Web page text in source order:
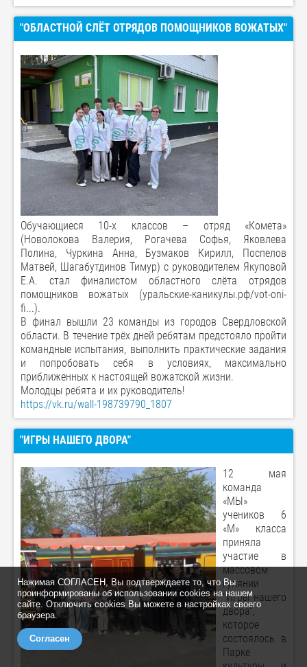
Нажимая СОГЛАСЕН, Вы подтверждаете то, что Вы
проинформированы об использовании cookies на нашем
сайте. Отключить cookies Вы можете в настройках своего
браузера.
Согласен
"ОБЛАСТНОЙ СЛЁТ ОТРЯДОВ ПОМОЩНИКОВ ВОЖАТЫХ"
Обучающиеся 10-х классов – отряд «Комета»
(Новолокова Валерия, Рогачева Софья, Яковлева
Полина, Чуркина Анна, Бузмаков Кирилл, Поспелов
Матвей, Шагабутдинов Тимур) с руководителем Якуповой
Е.А. стал финалистом областного слёта отрядов
помощников вожатых (уральские-каникулы.рф/vot-oni-
fi...).
В финал вышли 23 команды из городов Свердловской
области. В течение трёх дней ребятам предстояло пройти
командные испытания, выполнить практические задания
и попробовать себя в условиях, максимально
приближенных к настоящей вожатской жизни.
Молодцы ребята и их руководитель!
https://vk.ru/wall-198739790_1807
"ИГРЫ НАШЕГО ДВОРА"
12 мая
команда
«МЫ»
учеников 6
«М» класса
приняла
участие в
массовом
гулянии
"Игры нашего
двора",
которое
состоялось в
Парке